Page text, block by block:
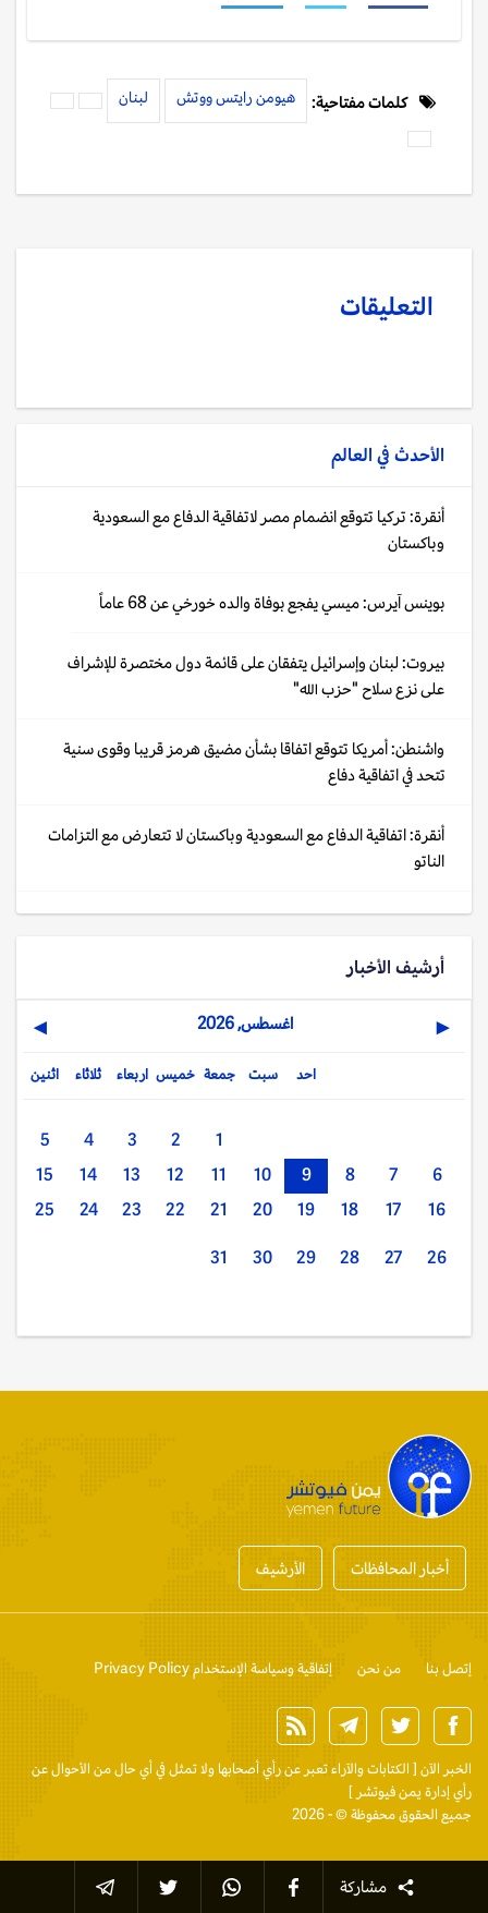
مشاركة
كلمات مفتاحية: هيومن رايتس ووتش لبنان
التعليقات
الأحدث في العالم
أنقرة: تركيا تتوقع انضمام مصر لاتفاقية الدفاع مع السعودية
وباكستان
بوينس آيرس: ميسي يفجع بوفاة والده خورخي عن 68 عاماً
بيروت: لبنان وإسرائيل يتفقان على قائمة دول مختصرة للإشراف
على نزع سلاح "حزب الله"
واشنطن: أمريكا تتوقع اتفاقا بشأن مضيق هرمز قريبا وقوى سنية
تتحد في اتفاقية دفاع
أنقرة: اتفاقية الدفاع مع السعودية وباكستان لا تتعارض مع التزامات
الناتو
أرشيف الأخبار
◀ اغسطس, 2026 ▶
اثنين ثلاثاء اربعاء خميس جمعة سبت احد
1
2
3
4
5
6
7
8
9
10
11
12
13
14
15
16
17
18
19
20
21
22
23
24
25
26
27
28
29
30
31
أخبار المحافظات الأرشيف
إتصل بنا من نحن إتفاقية وسياسة الإستخدام Privacy Policy
الخبر الآن [ الكتابات والآراء تعبر عن رأي أصحابها ولا تمثل في أي حال من الأحوال عن
رأي إدارة يمن فيوتشر ]
جميع الحقوق محفوظة © - 2026